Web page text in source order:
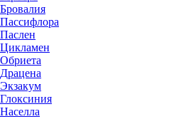
Бровалия
Пассифлора
Паслен
Цикламен
Обриета
Драцена
Экзакум
Глоксиния
Населла